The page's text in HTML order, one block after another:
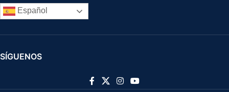
Español
SÍGUENOS